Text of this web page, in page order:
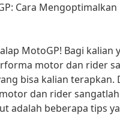
Cara
MotoGP! Bagi kalian
motor dan rider
bisa kalian terapkan.
dan rider
adalah beberapa tips